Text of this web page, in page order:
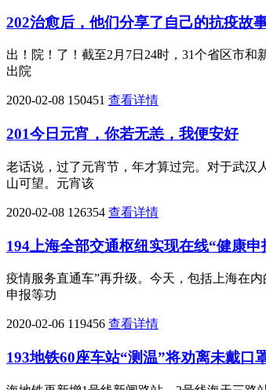
202治愈后，他们分享了自己的抗疫故
出！院！了！截至2月7日24时，31个省区市
出院
2020-02-08 150451 查看详情
201今日元宵，你若无恙，我便安好
老话说，过了元宵节，年才算过完。对于武汉
山可望。元宵该
2020-02-08 126354 查看详情
194上海全部交通枢纽实现在线“健康
疫情服务直通车”再升级。今天，包括上海在
申报等功
2020-02-06 119456 查看详情
193地铁60座车站“测温”将劝离未戴口